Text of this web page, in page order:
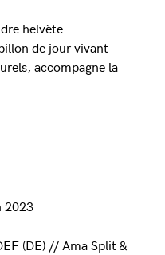
helvète
de jour vivant
accompagne la
2023
(DE) // Ama Split &